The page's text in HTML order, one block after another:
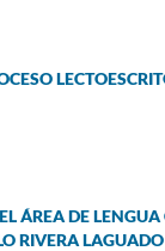
ÁREA DE
RIVERA